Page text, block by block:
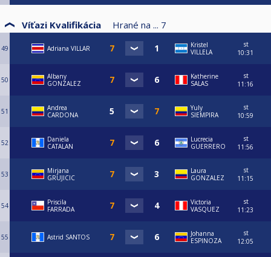
Víťazi Kvalifikácia Hrané na ... 7
49 Adriana VILLAR
Kristel
VILLELA
st
10:31
50
Albany
GONZALEZ
Katherine
SALAS
st
11:16
51
Andrea
CARDONA
Yuly
SIEMPIRA
st
10:59
52
Daniela
CATALAN
Lucrecia
GUERRERO
st
11:56
53
Mirjana
GRUJICIC
Laura
GONZALEZ
st
11:15
54
Priscila
FARRADA
Victoria
VASQUEZ
st
11:23
55 Astrid SANTOS
Johanna
ESPINOZA
st
12:05